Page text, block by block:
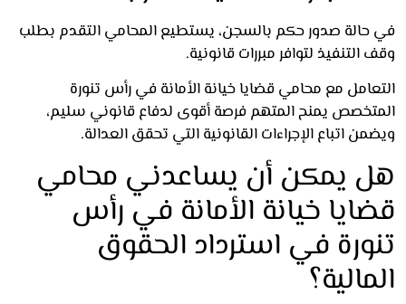
صدور حكم بالسجن، يستطيع المحامي التقدم بطلب
لتوافر مبررات قانونية.
مع محامي قضايا خيانة الأمانة في رأس تنورة
يمنح المتهم فرصة أقوى لدفاع قانوني سليم،
اتباع الإجراءات القانونية التي تحقق العدالة.
يمكن أن يساعدني محامي
خيانة الأمانة في رأس
في استرداد الحقوق